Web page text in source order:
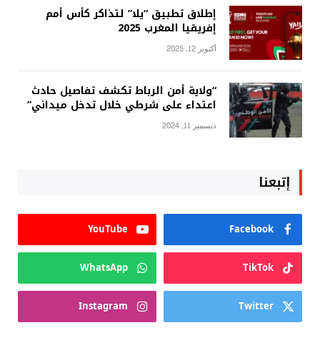
إطلاق تطبيق “يلا” لتذاكر كأس أمم
إفريقيا المغرب 2025
أكتوبر 12, 2025
“ولاية أمن الرباط تكشف تفاصيل حادث
اعتداء على شرطي خلال تدخل ميداني”
ديسمبر 11, 2024
إتبعنا
Facebook
YouTube
TikTok
WhatsApp
Twitter
Instagram